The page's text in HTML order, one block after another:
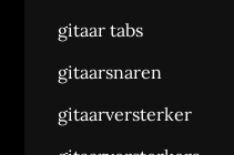
gitaar tabs
gitaarsnaren
gitaarversterker